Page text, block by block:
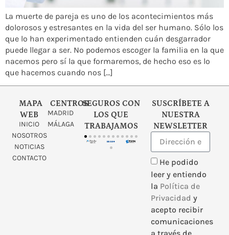
La muerte de pareja es uno de los acontecimientos más
dolorosos y estresantes en la vida del ser humano. Sólo los
que lo han experimentado entienden cuán desgarrador
puede llegar a ser. No podemos escoger la familia en la que
nacemos pero sí la que formaremos, de hecho eso es lo
que hacemos cuando nos […]
MAPA
WEB
INICIO
NOSOTROS
NOTICIAS
CONTACTO
CENTROS
MADRID
MÁLAGA
SEGUROS CON
LOS QUE
TRABAJAMOS
SUSCRÍBETE A
NUESTRA
NEWSLETTER
He podido
leer y entiendo
la Política de
Privacidad y
acepto recibir
comunicaciones